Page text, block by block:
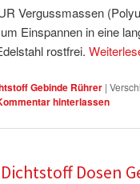
Vergussmassen
Einspannen in eine
rostfrei.
Gebinde Rührer |
hinterlassen
Dosen